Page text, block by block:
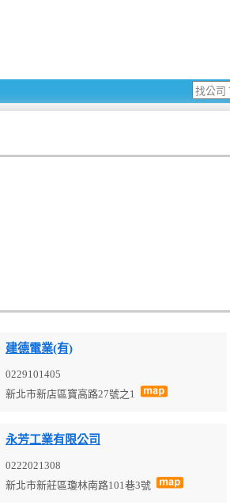
建德電業(有)
0229101405
新北市新店區寶高路27號之1
永芳工業有限公司
0222021308
新北市新莊區瓊林南路101巷3號